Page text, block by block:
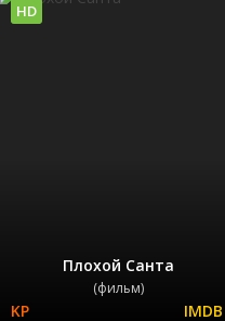
Плохой Санта
(фильм)
HD